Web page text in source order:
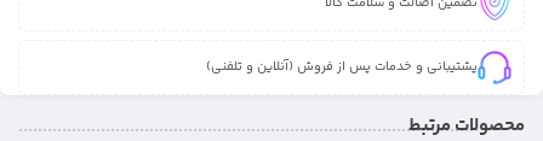
پشتیبانی و خدمات پس از فروش (آنلاین و تلفنی)
محصولات مرتبط